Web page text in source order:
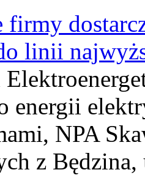
linii
energii
NPA
z